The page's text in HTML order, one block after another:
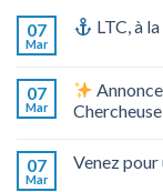
07
Mar
LTC, à
07
Mar
Chercheuse
07
Mar
Venez